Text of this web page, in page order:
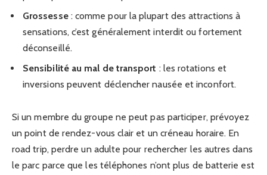
Grossesse: comme pour la plupart des attractions à
sensations, c’est généralement interdit ou fortement
déconseillé.
Sensibilité au mal de transport : les rotations et
inversions peuvent déclencher nausée et inconfort.
Si un membre du groupe ne peut pas participer, prévoyez
un point de rendez-vous clair et un créneau horaire. En
road trip, perdre un adulte pour rechercher les autres dans
le parc parce que les téléphones n’ont plus de batterie est